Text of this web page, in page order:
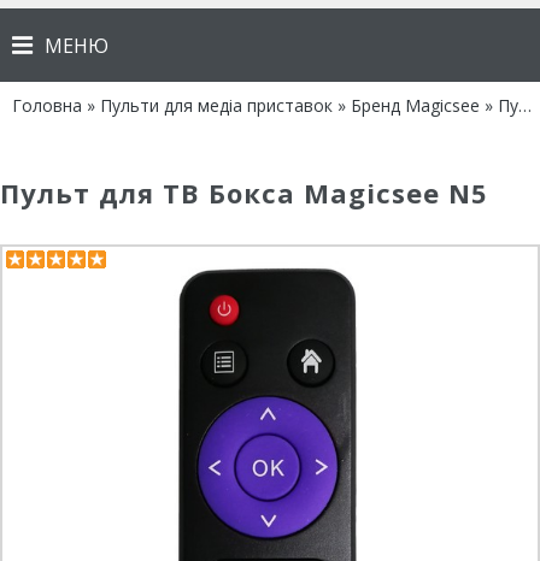
МЕНЮ
Головна » Пульти для медіа приставок » Бренд Magicsee » Пульт для Magicsee N5
Пульт для ТВ Бокса Magicsee N5